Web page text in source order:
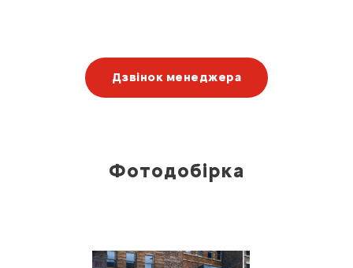
Дзвінок менеджера
Фотодобірка